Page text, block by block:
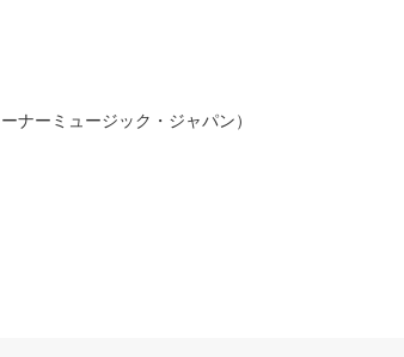
ナーミュージック・ジャパン）